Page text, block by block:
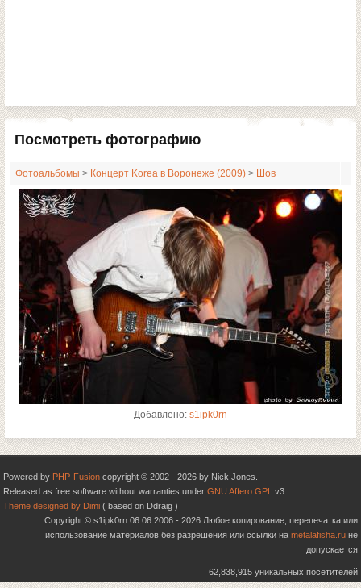
Посмотреть фотографию
Фотоальбомы > Концерт Korea в Воронеже (2009) > Шов
Добавлено: s1ipk0rn
Powered by PHP-Fusion copyright © 2002 - 2026 by Nick Jones.
Released as free software without warranties under GNU Affero GPL v3.
Theme designed by Dimi ( based on Ddraig )
Copyright © s1ipk0rn 06.06.2006 - 2026 Любое копирование, перепечатка или
использование материалов без разрешения или ссылки на metalafisha.ru не
допускается
62,838,915 уникальных посетителей